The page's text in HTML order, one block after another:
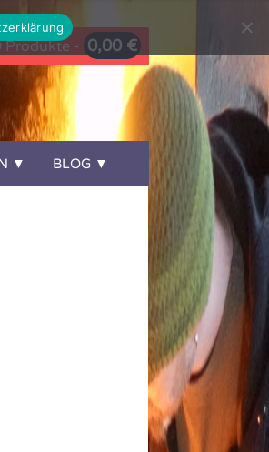
Produkte - 0,00 €
BLOG